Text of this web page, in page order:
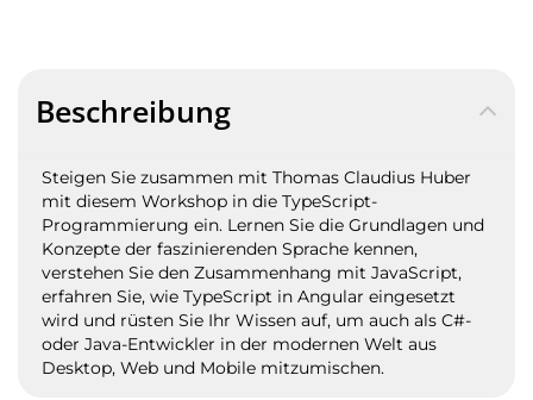
Beschreibung
Steigen Sie zusammen mit Thomas Claudius Huber
mit diesem Workshop in die TypeScript-
Programmierung ein. Lernen Sie die Grundlagen und
Konzepte der faszinierenden Sprache kennen,
verstehen Sie den Zusammenhang mit JavaScript,
erfahren Sie, wie TypeScript in Angular eingesetzt
wird und rüsten Sie Ihr Wissen auf, um auch als C#-
oder Java-Entwickler in der modernen Welt aus
Desktop, Web und Mobile mitzumischen.